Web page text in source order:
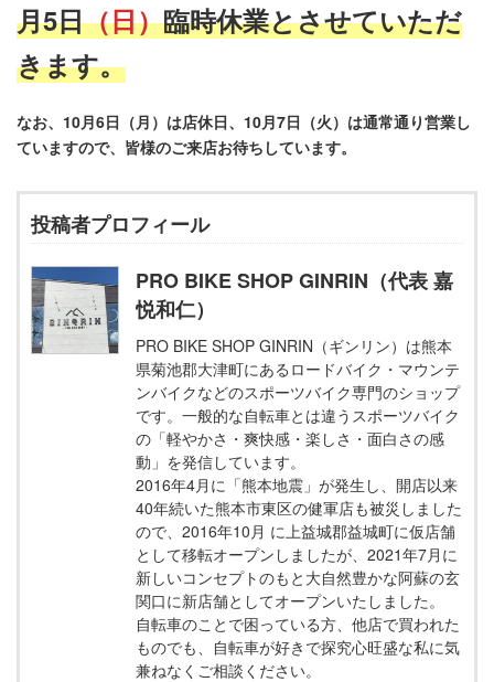
月5日（日）臨時休業とさせていただ
きます。
なお、10月6日（月）は店休日、10月7日（火）は通常通り営業し
ていますので、皆様のご来店お待ちしています。
投稿者プロフィール
PRO BIKE SHOP GINRIN（代表 嘉
悦和仁）
PRO BIKE SHOP GINRIN（ギンリン）は熊本
県菊池郡大津町にあるロードバイク・マウンテ
ンバイクなどのスポーツバイク専門のショップ
です。一般的な自転車とは違うスポーツバイク
の「軽やかさ・爽快感・楽しさ・面白さの感
動」を発信しています。
2016年4月に「熊本地震」が発生し、開店以来
40年続いた熊本市東区の健軍店も被災しました
ので、2016年10月 に上益城郡益城町に仮店舗
として移転オープンしましたが、2021年7月に
新しいコンセプトのもと大自然豊かな阿蘇の玄
関口に新店舗としてオープンいたしました。
自転車のことで困っている方、他店で買われた
ものでも、自転車が好きで探究心旺盛な私に気
兼ねなくご相談ください。